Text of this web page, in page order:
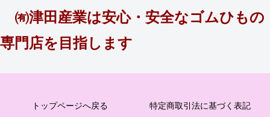
㈲津田産業は安心・安全なゴムひもの
専門店を目指します
トップページへ戻る 特定商取引法に基づく表記